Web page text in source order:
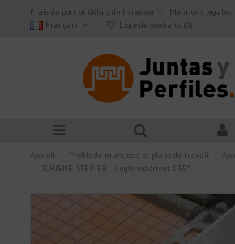
Frais de port et délais de livraison Mentions légales
Français
Liste de souhaits (0)
Accueil Profils de murs, sols et plans de travail
SCHIENE-STEP-EB - Angle extérieur 135º